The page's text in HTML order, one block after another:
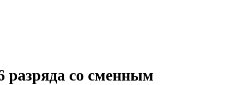
разряда со сменным